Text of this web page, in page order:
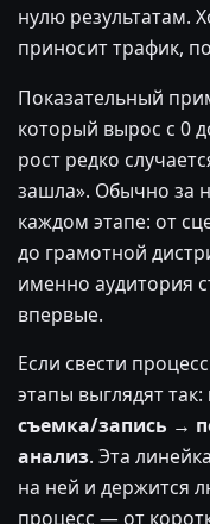
нулю результатам.
приносит трафик,
Показательный
который вырос с 0
рост редко
зашла». Обычно за
каждом этапе: от
до грамотной
именно аудитория
впервые.
Если свести
этапы выглядят так:
съемка/запись →
анализ. Эта
на ней и держится
процесс — от